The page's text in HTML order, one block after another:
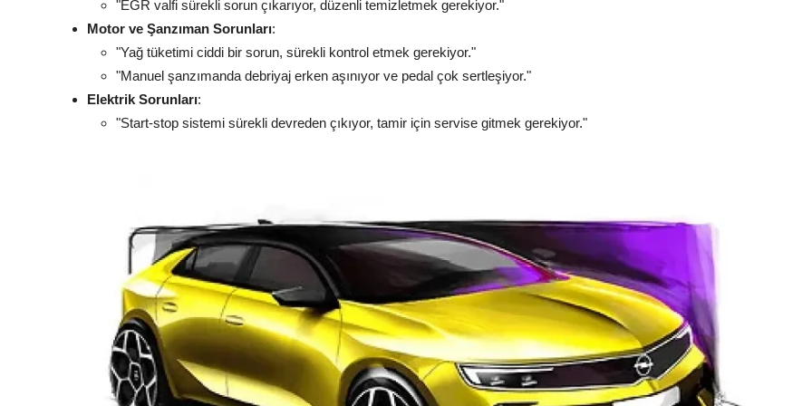
"EGR valfi sürekli sorun çıkarıyor, düzenli temizletmek gerekiyor."
Motor ve Şanzıman Sorunları:
"Yağ tüketimi ciddi bir sorun, sürekli kontrol etmek gerekiyor."
"Manuel şanzımanda debriyaj erken aşınıyor ve pedal çok sertleşiyor."
Elektrik Sorunları:
"Start-stop sistemi sürekli devreden çıkıyor, tamir için servise gitmek gerekiyor."